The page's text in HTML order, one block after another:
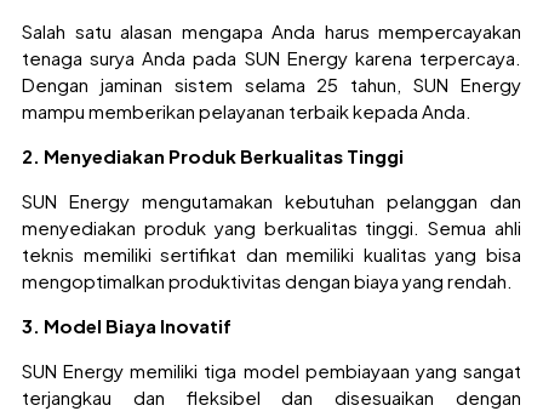
Salah satu alasan mengapa Anda harus mempercayakan
tenaga surya Anda pada SUN Energy karena terpercaya.
Dengan jaminan sistem selama 25 tahun, SUN Energy
mampu memberikan pelayanan terbaik kepada Anda.
2. Menyediakan Produk Berkualitas Tinggi
SUN Energy mengutamakan kebutuhan pelanggan dan
menyediakan produk yang berkualitas tinggi. Semua ahli
teknis memiliki sertifikat dan memiliki kualitas yang bisa
mengoptimalkan produktivitas dengan biaya yang rendah.
3. Model Biaya Inovatif
SUN Energy memiliki tiga model pembiayaan yang sangat
terjangkau dan fleksibel dan disesuaikan dengan